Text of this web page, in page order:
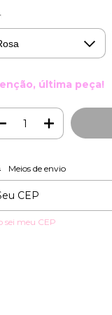
última peça!
para o CEP:
Meios de envio
sei meu CEP